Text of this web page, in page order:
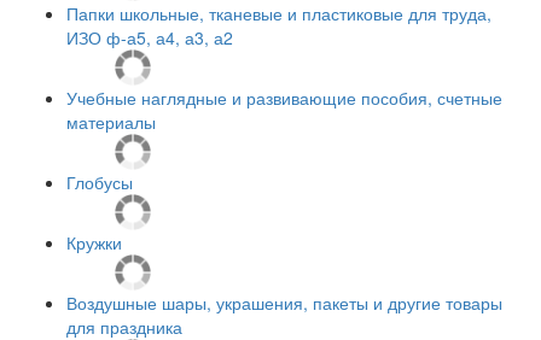
Папки школьные, тканевые и пластиковые для труда,
ИЗО ф-а5, а4, а3, а2
Учебные наглядные и развивающие пособия, счетные
материалы
Глобусы
Кружки
Воздушные шары, украшения, пакеты и другие товары
для праздника